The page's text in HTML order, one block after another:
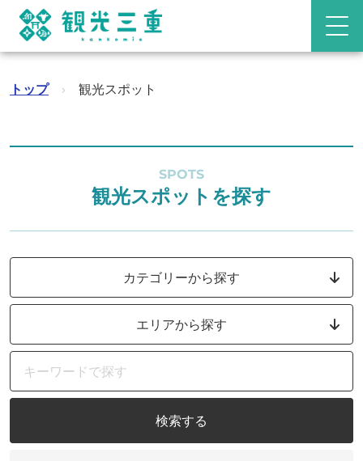
トップ › 観光スポット
SPOTS
観光スポットを探す
カテゴリーから探す
エリアから探す
検索する